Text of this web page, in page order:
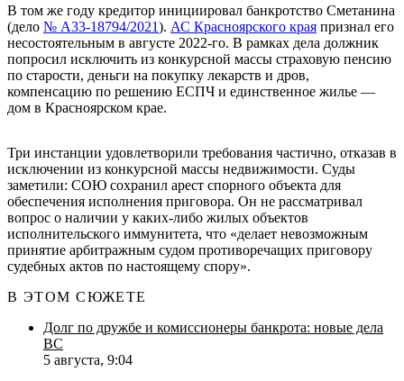
В том же году кредитор инициировал банкротство Сметанина
(дело № А33-18794/2021). АС Красноярского края признал его
несостоятельным в августе 2022-го. В рамках дела должник
попросил исключить из конкурсной массы страховую пенсию
по старости, деньги на покупку лекарств и дров,
компенсацию по решению ЕСПЧ и единственное жилье —
дом в Красноярском крае.
Три инстанции удовлетворили требования частично, отказав в
исключении из конкурсной массы недвижимости. Суды
заметили: СОЮ сохранил арест спорного объекта для
обеспечения исполнения приговора. Он не рассматривал
вопрос о наличии у каких-либо жилых объектов
исполнительского иммунитета, что «делает невозможным
принятие арбитражным судом противоречащих приговору
судебных актов по настоящему спору».
В ЭТОМ СЮЖЕТЕ
Долг по дружбе и комиссионеры банкрота: новые дела
ВС
5 августа, 9:04